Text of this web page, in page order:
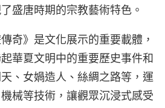
盛唐時期的宗教藝術特色。
奇》是文化展示的重要載體，
華夏文明中的重要歷史事件和
、女媧造人、絲綢之路等，運
械等技術，讓觀眾沉浸式感受